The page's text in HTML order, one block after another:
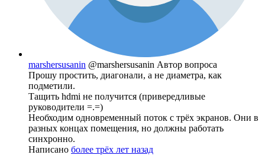
marshersusanin @marshersusanin Автор вопроса
Прошу простить, диагонали, а не диаметра, как
подметили.
Тащить hdmi не получится (привередливые
руководители =.=)
Необходим одновременный поток с трёх экранов. Они в
разных концах помещения, но должны работать
синхронно.
Написано более трёх лет назад